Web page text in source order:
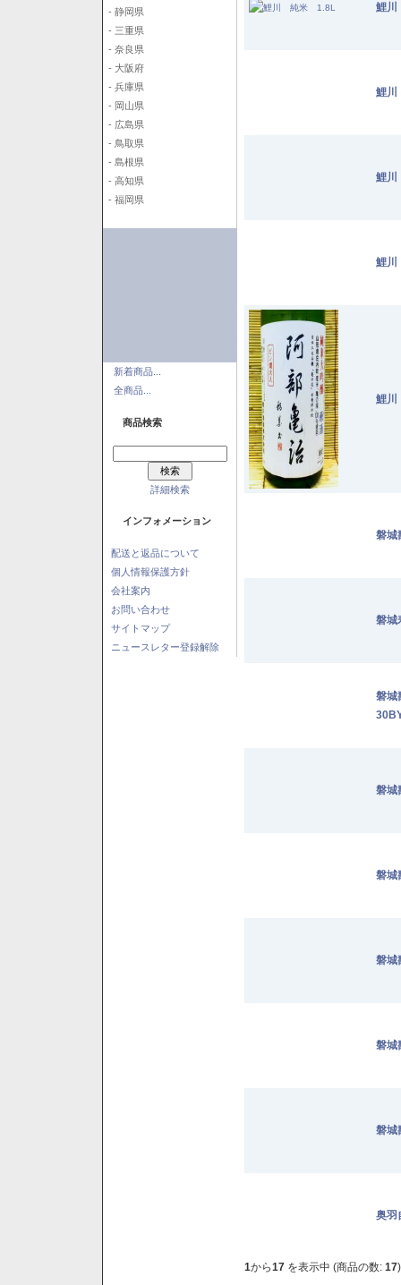
- 静岡県
- 三重県
- 奈良県
- 大阪府
- 兵庫県
- 岡山県
- 広島県
- 鳥取県
- 島根県
- 高知県
- 福岡県
新着商品...
全商品...
商品検索
詳細検索
インフォメーション
配送と返品について
個人情報保護方針
会社案内
お問い合わせ
サイトマップ
ニュースレター登録解除
鯉
鯉
鯉
鯉
鯉
磐
磐
磐
磐
磐
磐
磐
磐
奥
1から17 を表示中 (商品の数: 17)